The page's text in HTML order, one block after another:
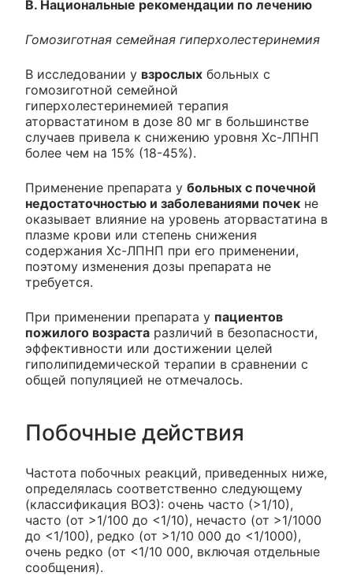
В. Национальные рекомендации по лечению
Гомозиготная семейная гиперхолестеринемия
В исследовании у взрослых больных с
гомозиготной семейной
гиперхолестеринемией терапия
аторвастатином в дозе 80 мг в большинстве
случаев привела к снижению уровня Хс-ЛПНП
более чем на 15% (18-45%).
Применение препарата у больных с почечной
недостаточностью и заболеваниями почек не
оказывает влияние на уровень аторвастатина в
плазме крови или степень снижения
содержания Хс-ЛПНП при его применении,
поэтому изменения дозы препарата не
требуется.
При применении препарата у пациентов
пожилого возраста различий в безопасности,
эффективности или достижении целей
гиполипидемической терапии в сравнении с
общей популяцией не отмечалось.
Побочные действия
Частота побочных реакций, приведенных ниже,
определялась соответственно следующему
(классификация ВОЗ): очень часто (>1/10),
часто (от >1/100 до <1/10), нечасто (от >1/1000
до <1/100), редко (от >1/10 000 до <1/1000),
очень редко (от <1/10 000, включая отдельные
сообщения).